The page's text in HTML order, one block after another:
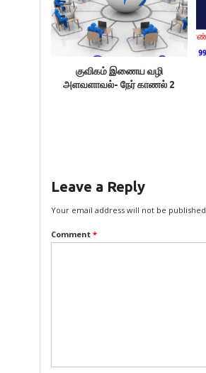
குவிகம் இணைய வழி
அளவளாவல்- நேர் காணல் 2
Leave a Reply
Your email address will not be published.
Comment *